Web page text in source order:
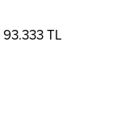
TL